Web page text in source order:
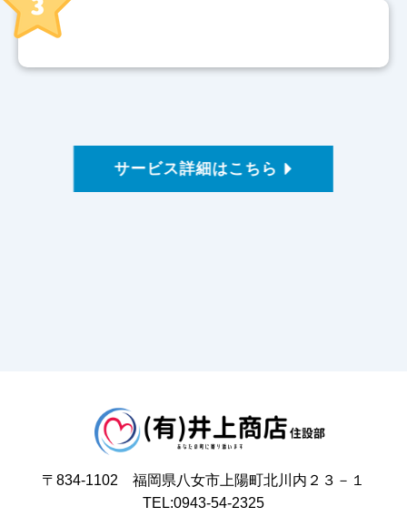
サービス詳細はこちら
〒834-1102 福岡県八女市上陽町北川内２３－１
TEL:0943-54-2325